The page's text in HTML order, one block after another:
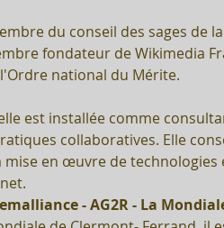
fondateur de Wikimedia
national du Mérite.
collaboratives. Elle
mise en œuvre de technologies
- AG2R - La